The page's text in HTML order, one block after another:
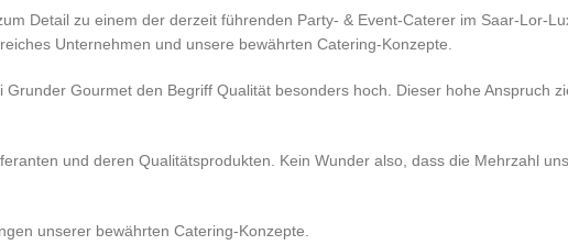
Detail zu einem der derzeit führenden Party- & Event-Caterer im Saar-Lor-
Unternehmen und unsere bewährten Catering-Konzepte.
Gourmet den Begriff Qualität besonders hoch. Dieser hohe Anspruch
und deren Qualitätsprodukten. Kein Wunder also, dass die Mehrzahl
unserer bewährten Catering-Konzepte.